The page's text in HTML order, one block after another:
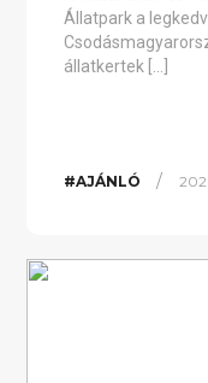
Állatpark a
állatkertek […]
#AJÁNLÓ /